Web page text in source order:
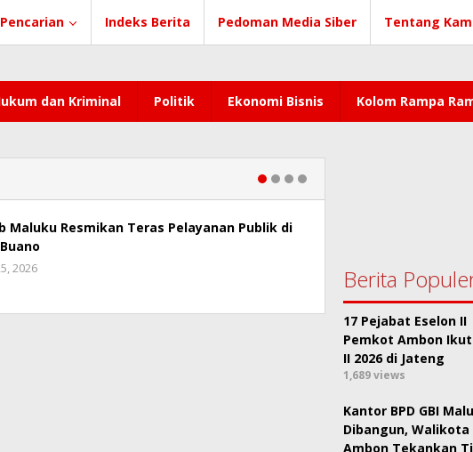
Pencarian Indeks Berita Pedoman Media Siber Tentang
dan Kriminal Politik Ekonomi Bisnis Kolom Rampa
Maluku Resmikan Teras Pelayanan Publik di
2026 Berita
17 Pejabat Eselon II
Pemkot Ambon Ikut
II 2026 di Jateng
1,689 views
Kantor BPD GBI
Dibangun, Walikota
Ambon Tekankan